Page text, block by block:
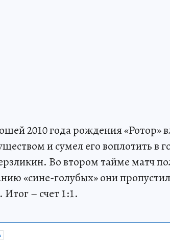
2010 года рождения «Ротор»
и сумел его воплотить в
Во втором тайме матч
«сине-голубых» они
– счет 1:1.